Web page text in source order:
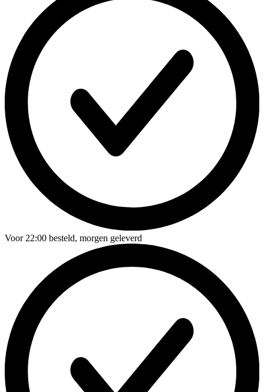
Voor22:00 besteld, morgen geleverd